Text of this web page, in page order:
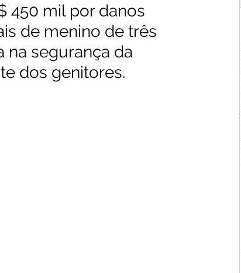
450 mil por danos
de menino de três
na segurança da
dos genitores.